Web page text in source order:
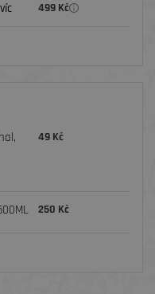
499 Kč
49 Kč
250 Kč